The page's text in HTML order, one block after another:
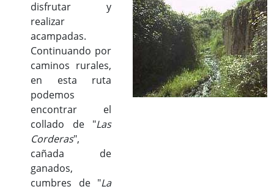
disfrutar y
realizar
acampadas.
Continuando por
caminos rurales,
en esta ruta
podemos
encontrar el
collado de "Las
Corderas",
cañada de
ganados,
cumbres de "La